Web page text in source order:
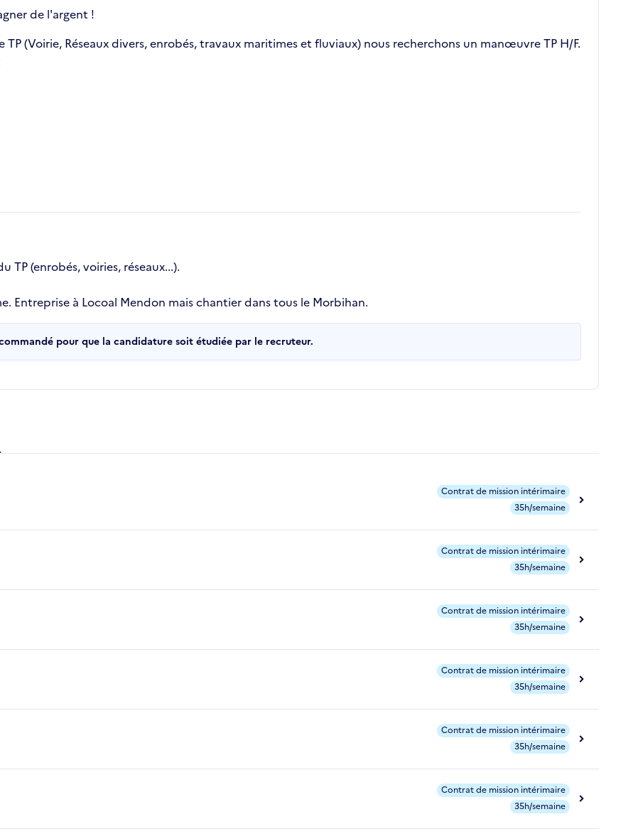
de l'argent !
(Voirie, Réseaux divers, enrobés, travaux maritimes et fluviaux) nous recherchons un manœuvre TP H/F.
TP (enrobés, voiries, réseaux...).
Entreprise à Locoal Mendon mais chantier dans tous le Morbihan.
pour que la candidature soit étudiée par le recruteur.
Contrat de mission intérimaire
35h/semaine
Contrat de mission intérimaire
35h/semaine
Contrat de mission intérimaire
35h/semaine
Contrat de mission intérimaire
35h/semaine
Contrat de mission intérimaire
35h/semaine
Contrat de mission intérimaire
35h/semaine